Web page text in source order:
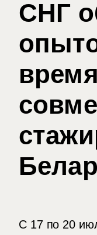
СНГ
время
С 17 по 20